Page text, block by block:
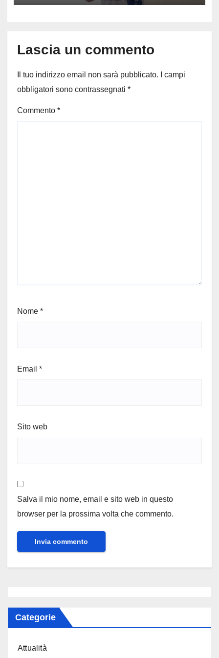
Lascia un commento
Il tuo indirizzo email non sarà pubblicato.
I campi
obbligatori sono contrassegnati *
Commento *
Nome *
Email *
Sito web
Salva il mio nome, email e sito web in questo
browser per la prossima volta che commento.
Categorie
Attualità